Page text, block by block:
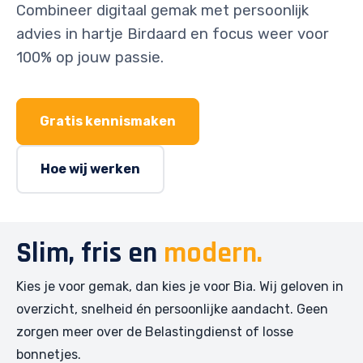
Combineer digitaal gemak met persoonlijk
advies in hartje Birdaard en focus weer voor
100% op jouw passie.
Gratis kennismaken
Hoe wij werken
Slim, fris en modern.
Kies je voor gemak, dan kies je voor Bia. Wij geloven in
overzicht, snelheid én persoonlijke aandacht. Geen
zorgen meer over de Belastingdienst of losse
bonnetjes.